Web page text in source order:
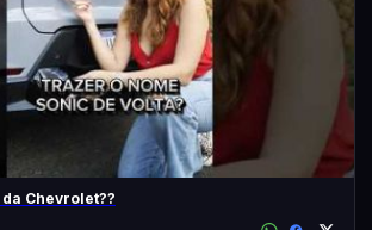
Chevrolet??